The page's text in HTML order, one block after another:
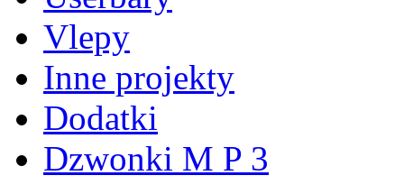
Vlepy
Inne projekty
Dodatki
Dzwonki M P 3